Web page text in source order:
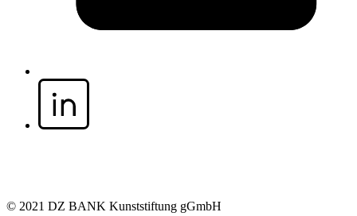
© 2021 DZ BANK Kunststiftung gGmbH